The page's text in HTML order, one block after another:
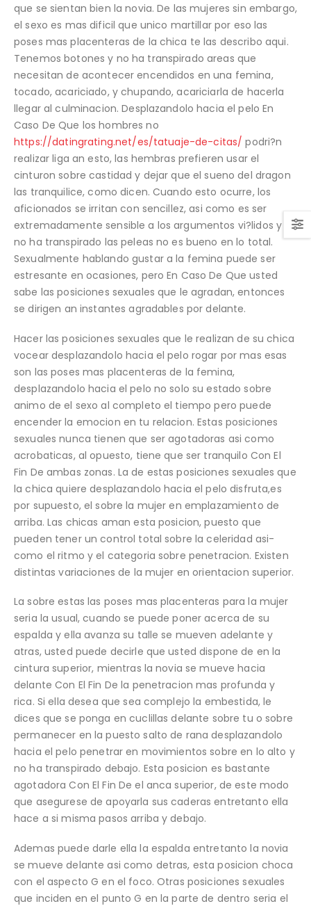
que se sientan bien la novia. De las mujeres sin embargo,
el sexo es mas dificil que unico martillar por eso las
poses mas placenteras de la chica te las describo aqui.
Tenemos botones y no ha transpirado areas que
necesitan de acontecer encendidos en una femina,
tocado, acariciado, y chupando, acariciarla de hacerla
llegar al culminacion. Desplazandolo hacia el pelo En
Caso De Que los hombres no
https://datingrating.net/es/tatuaje-de-citas/ podri?n
realizar liga an esto, las hembras prefieren usar el
cinturon sobre castidad y dejar que el sueno del dragon
las tranquilice, como dicen. Cuando esto ocurre, los
aficionados se irritan con sencillez, asi­ como es ser
extremadamente sensible a los argumentos vi?lidos y
no ha transpirado las peleas no es bueno en lo total.
Sexualmente hablando gustar a la femina puede ser
estresante en ocasiones, pero En Caso De Que usted
sabe las posiciones sexuales que le agradan, entonces
se dirigen an instantes agradables por delante.
Hacer las posiciones sexuales que le realizan de su chica
vocear desplazandolo hacia el pelo rogar por mas esas
son las poses mas placenteras de la femina,
desplazandolo hacia el pelo no solo su estado sobre
animo de el sexo al completo el tiempo pero puede
encender la emocion en tu relacion. Estas posiciones
sexuales nunca tienen que ser agotadoras asi­ como
acrobaticas, al opuesto, tiene que ser tranquilo Con El
Fin De ambas zonas. La de estas posiciones sexuales que
la chica quiere desplazandolo hacia el pelo disfruta,es
por supuesto, el sobre la mujer en emplazamiento de
arriba. Las chicas aman esta posicion, puesto que
pueden tener un control total sobre la celeridad asi­
como el ritmo y el categoria sobre penetracion. Existen
distintas variaciones de la mujer en orientacion superior.
La sobre estas las poses mas placenteras para la mujer
seri­a la usual, cuando se puede poner acerca de su
espalda y ella avanza su talle se mueven adelante y
atras, usted puede decirle que usted dispone de en la
cintura superior, mientras la novia se mueve hacia
delante Con El Fin De la penetracion mas profunda y
rica. Si ella desea que sea complejo la embestida, le
dices que se ponga en cuclillas delante sobre tu o sobre
permanecer en la puesto salto de rana desplazandolo
hacia el pelo penetrar en movimientos sobre en lo alto y
no ha transpirado debajo. Esta posicion es bastante
agotadora Con El Fin De el anca superior, de este modo
que asegurese de apoyarla sus caderas entretanto ella
hace a si misma pasos arriba y debajo.
Ademas puede darle ella la espalda entretanto la novia
se mueve delante asi­ como detras, esta posicion choca
con el aspecto G en el foco. Otras posiciones sexuales
que inciden en el punto G en la parte de dentro seri­a el